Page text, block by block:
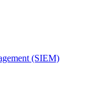
(SIEM)